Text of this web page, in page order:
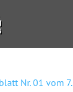
Nr. 01 vom